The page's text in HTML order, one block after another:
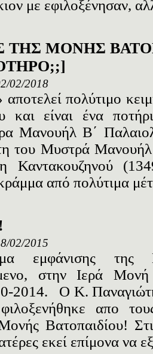
με εφιλοξένησαν,
ΤΗΣ ΜΟΝΗΣ
02/2018
αποτελεί πολύτιμο
και είναι ένα
Μανουήλ Β΄
του Μυστρά Μανουήλ
Καντακουζηνού
από πολύτιμα
02/2015
εμφάνισης της
στην Ιερά
2014. Ο Κ.
απο
Βατοπαιδίου!
εκεί επίμονα να